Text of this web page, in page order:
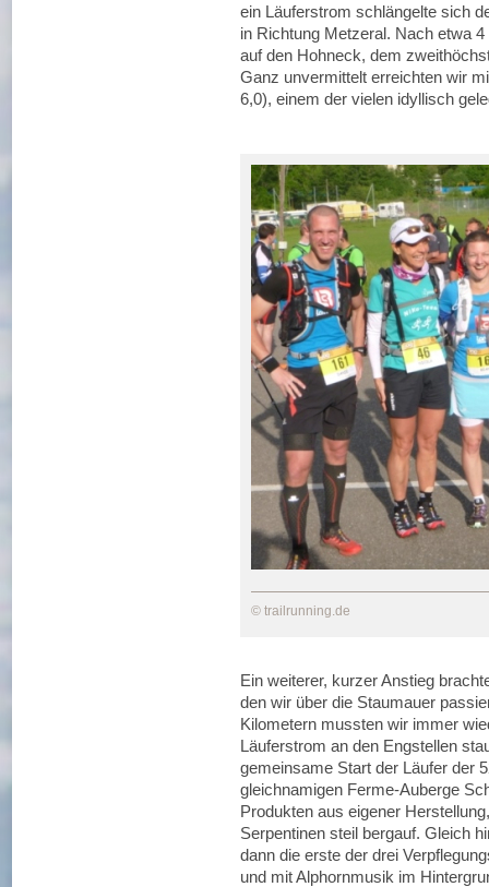
ein Läuferstrom schlängelte sich
in Richtung Metzeral. Nach etwa
auf den Hohneck, dem
Ganz unvermittelt erreichten wir
6,0), einem der vielen idyllisch
© trailrunning.de
Ein weiterer, kurzer Anstieg
den wir über die Staumauer
Kilometern mussten wir immer
Läuferstrom an den Engstellen
gemeinsame Start der Läufer der
gleichnamigen Ferme-Auberge
Produkten aus eigener
Serpentinen steil bergauf. Gleich
dann die erste der drei
und mit Alphornmusik im